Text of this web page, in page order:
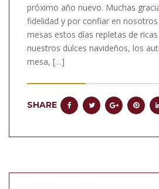
próximo año nuevo. Muchas
fidelidad y por confiar en
mesas estos días repletas de
nuestros dulces navideños, los
mesa, […]
SHARE